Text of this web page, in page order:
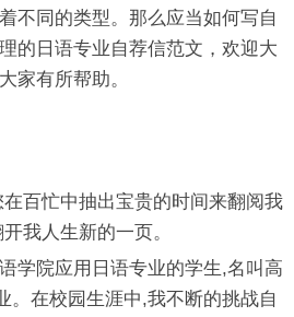
不同的类型。那么应当如何写自
的日语专业自荐信范文，欢迎大
家有所帮助。
忙中抽出宝贵的时间来翻阅我
我人生新的一页。
院应用日语专业的学生,名叫高
。在校园生涯中,我不断的挑战自